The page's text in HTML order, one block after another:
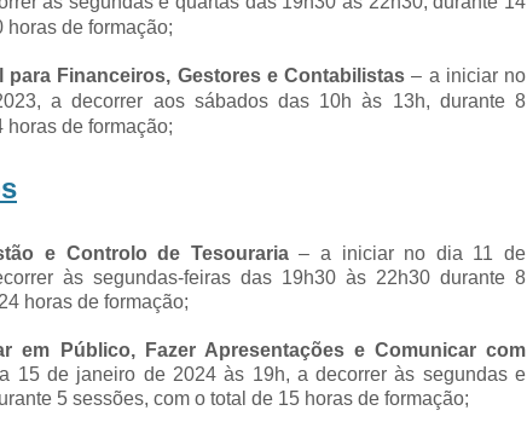
horas de formação;
Financeiros, Gestores e Contabilistas – a iniciar no
a decorrer aos sábados das 10h às 13h, durante 8
horas de formação;
e Controlo de Tesouraria– a iniciar no dia 11 de
às segundas-feiras das 19h30 às 22h30 durante 8
horas de formação;
em Público, Fazer Apresentações e Comunicar com
15 de janeiro de 2024 às 19h, a decorrer às segundas e
5 sessões, com o total de 15 horas de formação;